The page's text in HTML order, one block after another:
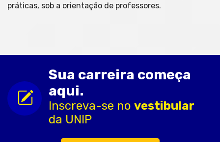
práticas, sob a orientação de professores.
Sua carreira começa
aqui.
Inscreva-se no vestibular
da UNIP